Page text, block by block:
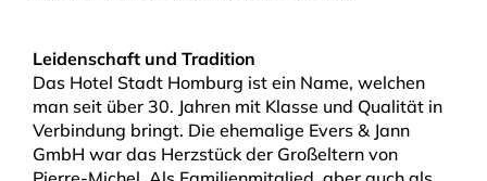
Leidenschaft und Tradition
Das Hotel Stadt Homburg ist ein Name, welchen
man seit über 30. Jahren mit Klasse und Qualität in
Verbindung bringt. Die ehemalige Evers & Jann
GmbH war das Herzstück der Großeltern von